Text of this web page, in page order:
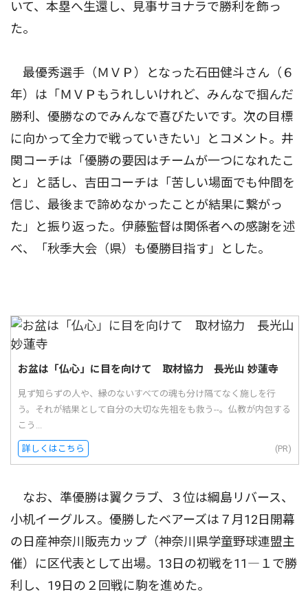
いて、本塁へ生還し、見事サヨナラで勝利を飾っ
た。
最優秀選手（ＭＶＰ）となった石田健斗さん（６
年）は「ＭＶＰもうれしいけれど、みんなで掴んだ
勝利、優勝なのでみんなで喜びたいです。次の目標
に向かって全力で戦っていきたい」とコメント。井
関コーチは「優勝の要因はチームが一つになれたこ
と」と話し、吉田コーチは「苦しい場面でも仲間を
信じ、最後まで諦めなかったことが結果に繋がっ
た」と振り返った。伊藤監督は関係者への感謝を述
べ、「秋季大会（県）も優勝目指す」とした。
お盆は「仏心」に目を向けて 取材協力 長光山 妙蓮寺
見ず知らずの人や、縁のないすべての魂も分け隔てなく施しを行
う。それが結果として自分の大切な先祖をも救う--。仏教が内包する
こう...
詳しくはこちら (PR)
なお、準優勝は翼クラブ、３位は綱島リバース、
小机イーグルス。優勝したベアーズは７月12日開幕
の日産神奈川販売カップ（神奈川県学童野球連盟主
催）に区代表として出場。13日の初戦を11―１で勝
利し、19日の２回戦に駒を進めた。